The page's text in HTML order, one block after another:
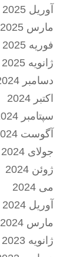
آوریل 2025
مارس 2025
فوریه 2025
ژانویه 2025
دسامبر 2024
اکتبر 2024
سپتامبر 2024
آگوست 2024
جولای 2024
ژوئن 2024
می 2024
آوریل 2024
مارس 2024
ژانویه 2023